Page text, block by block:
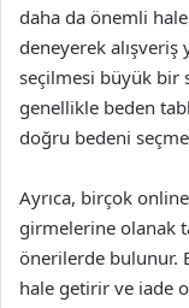
daha da önemli
deneyerek alışveriş
seçilmesi büyük bir
genellikle beden
doğru bedeni
Ayrıca, birçok
girmelerine olanak
önerilerde bulunur.
hale getirir ve iade